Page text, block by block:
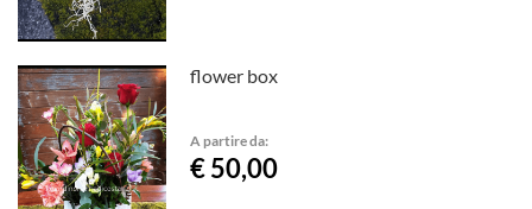
flower box
A partire da:
€ 50,00